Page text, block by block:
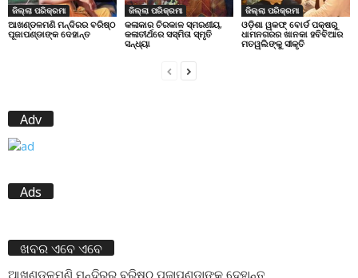
ଜିଲ୍ଲା ପରିକ୍ରମା
ଆଖଣ୍ଡଳମଣି ମନ୍ଦିରର ବରିଷ୍ଠ
ପୂଜାପଣ୍ଡାଙ୍କ ଦେହାନ୍ତ
ଜିଲ୍ଲା ପରିକ୍ରମା
କଳାକାର ଚିରକାଳ ସ୍ମରଣୀୟ,
କଳାତୀର୍ଥରେ ସସ୍ମିତା ସ୍ମୃତି
ସନ୍ଧ୍ୟା
ଜିଲ୍ଲା ପରିକ୍ରମା
ଓଡ଼ିଶା ୱକଫ୍ ବୋର୍ଡ ପକ୍ଷରୁ
ଧାମନଗରର ଖାନକା ହବିବିଆର
ମତୱଲିଙ୍କୁ ସୀକୃତି
Adv
Ads
ଖବର ଏବେ ଏବେ
ଆଖଣ୍ଡଳମଣି ମନ୍ଦିରର ବରିଷ୍ଠ ପୂଜାପଣ୍ଡାଙ୍କ ଦେହାନ୍ତ